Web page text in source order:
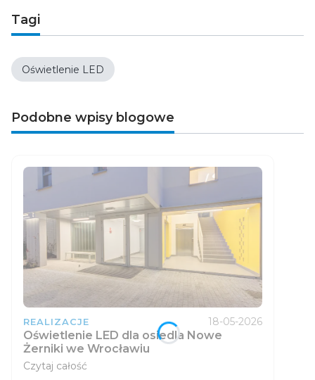
Tagi
Oświetlenie LED
Podobne wpisy blogowe
REALIZACJE 18-05-2026
Oświetlenie LED dla osiedla Nowe
Żerniki we Wrocławiu
Czytaj całość